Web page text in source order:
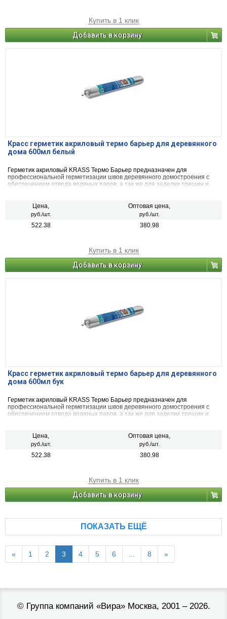
Купить в 1 клик
Добавить в корзину
Красс герметик акриловый термо барьер для деревянного
дома 600мл белый
Герметик акриловый KRASS Термо Барьер предназначен для
профессиональной герметизации швов деревянного домостроения с
обеспечением отвода водяных паров, а так же для заделки трещин и
технологии «теплый шов»
Цена,
руб./шт.
Оптовая цена,
руб./шт.
522.38 380.98
Купить в 1 клик
Добавить в корзину
Красс герметик акриловый термо барьер для деревянного
дома 600мл бук
Герметик акриловый KRASS Термо Барьер предназначен для
профессиональной герметизации швов деревянного домостроения с
обеспечением отвода водяных паров, а так же для заделки трещин и
технологии «теплый шов»
Цена,
руб./шт.
Оптовая цена,
руб./шт.
522.38 380.98
Купить в 1 клик
Добавить в корзину
ПОКАЗАТЬ ЕЩЁ
« 1 2 3 4 5 6 ... 8 »
© Группа компаний «Вира»Москва, 2001 – 2026.